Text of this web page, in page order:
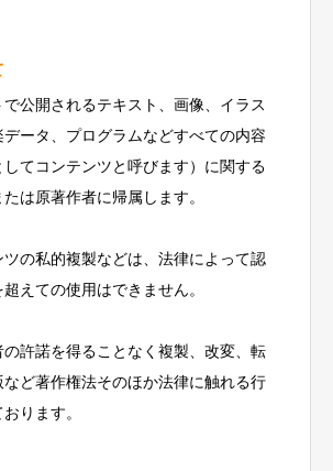
公開されるテキスト、画像、イラス
データ、プログラムなどすべての内容
してコンテンツと呼びます）に関する
は原著作者に帰属します。
ツの私的複製などは、法律によって認
えての使用はできません。
の許諾を得ることなく複製、改変、転
ど著作権法そのほか法律に触れる行
ります。